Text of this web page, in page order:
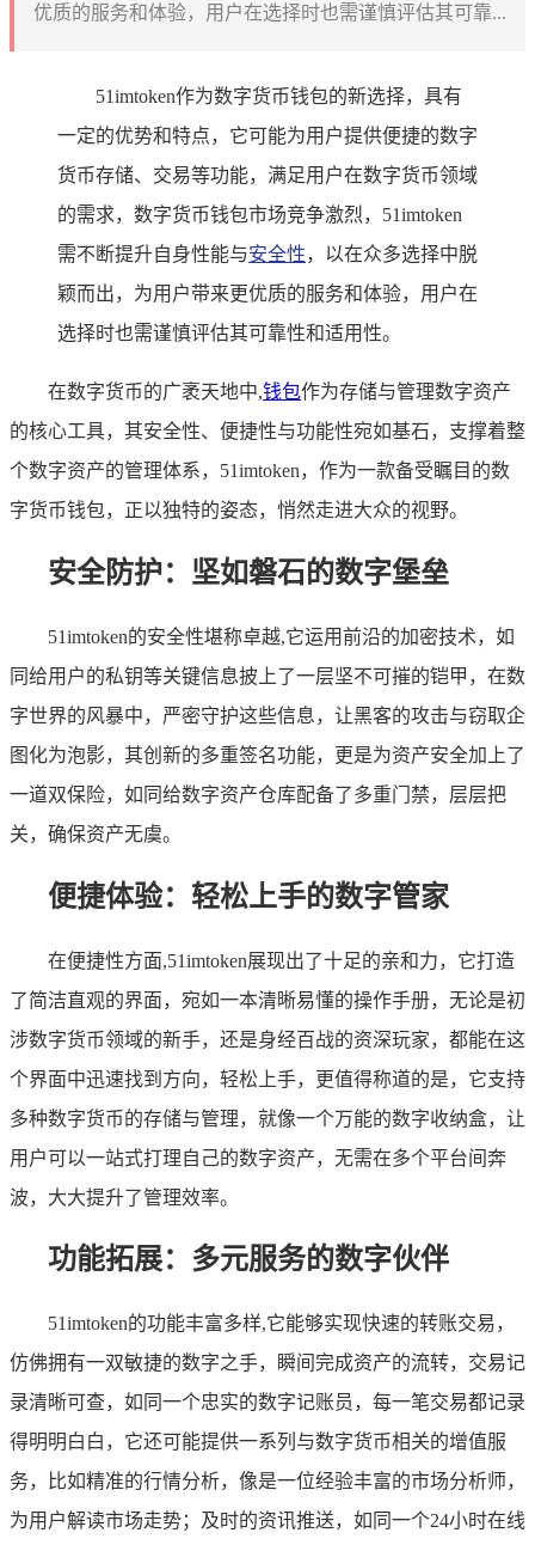
优质的服务和体验，用户在选择时也需谨慎评估其可靠...
51imtoken作为数字货币钱包的新选择，具有
一定的优势和特点，它可能为用户提供便捷的数字
货币存储、交易等功能，满足用户在数字货币领域
的需求，数字货币钱包市场竞争激烈，51imtoken
需不断提升自身性能与安全性，以在众多选择中脱
颖而出，为用户带来更优质的服务和体验，用户在
选择时也需谨慎评估其可靠性和适用性。
在数字货币的广袤天地中,钱包作为存储与管理数字资产
的核心工具，其安全性、便捷性与功能性宛如基石，支撑着整
个数字资产的管理体系，51imtoken，作为一款备受瞩目的数
字货币钱包，正以独特的姿态，悄然走进大众的视野。
安全防护：坚如磐石的数字堡垒
51imtoken的安全性堪称卓越,它运用前沿的加密技术，如
同给用户的私钥等关键信息披上了一层坚不可摧的铠甲，在数
字世界的风暴中，严密守护这些信息，让黑客的攻击与窃取企
图化为泡影，其创新的多重签名功能，更是为资产安全加上了
一道双保险，如同给数字资产仓库配备了多重门禁，层层把
关，确保资产无虞。
便捷体验：轻松上手的数字管家
在便捷性方面,51imtoken展现出了十足的亲和力，它打造
了简洁直观的界面，宛如一本清晰易懂的操作手册，无论是初
涉数字货币领域的新手，还是身经百战的资深玩家，都能在这
个界面中迅速找到方向，轻松上手，更值得称道的是，它支持
多种数字货币的存储与管理，就像一个万能的数字收纳盒，让
用户可以一站式打理自己的数字资产，无需在多个平台间奔
波，大大提升了管理效率。
功能拓展：多元服务的数字伙伴
51imtoken的功能丰富多样,它能够实现快速的转账交易，
仿佛拥有一双敏捷的数字之手，瞬间完成资产的流转，交易记
录清晰可查，如同一个忠实的数字记账员，每一笔交易都记录
得明明白白，它还可能提供一系列与数字货币相关的增值服
务，比如精准的行情分析，像是一位经验丰富的市场分析师，
为用户解读市场走势；及时的资讯推送，如同一个24小时在线